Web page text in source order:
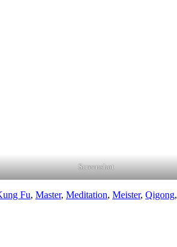
Screenshot
Fu, Master, Meditation, Meister, Qigong,